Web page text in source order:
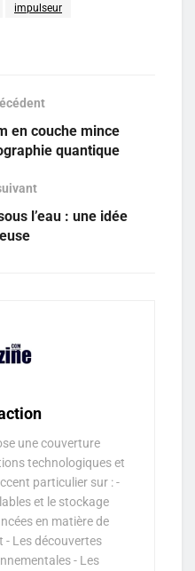
impulseur
en couche mince
quantique
l’eau : une idée
une couverture
technologiques et
particulier sur : -
et le stockage
en matière de
Les découvertes
- Les